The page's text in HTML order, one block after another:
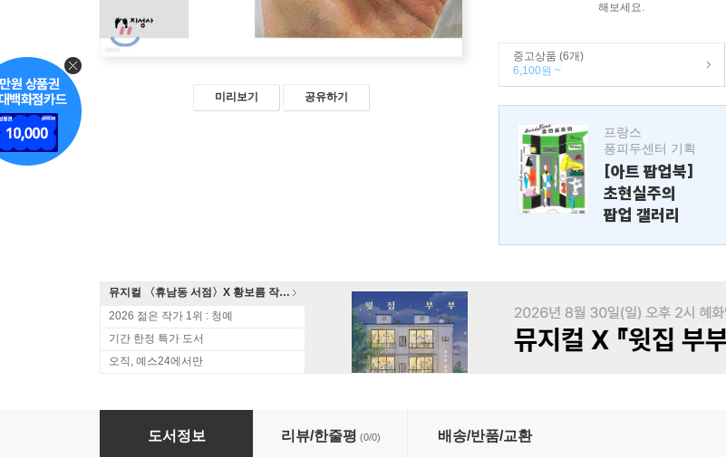
미리보기 공유하기
해보세요.
중고상품 (6개)
6,100원 ~
프랑스
퐁피두센터 기획
[아트 팝업북]
초현실주의
팝업 갤러리
뮤지컬 〈휴남동 서점〉X 황보름 작가 북토크
2026 젊은 작가 1위 : 청예
기간 한정 특가 도서
오직, 예스24에서만
아네모네의 마담
도서정보 리뷰/한줄평 (0/0) 배송/반품/교환